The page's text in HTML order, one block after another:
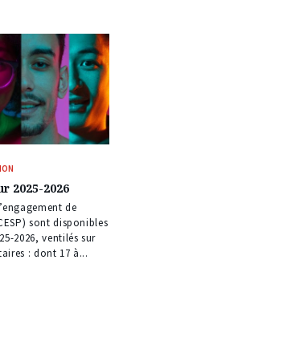
2025-2026
de
sont disponibles
2026, ventilés sur
: dont 17 à...